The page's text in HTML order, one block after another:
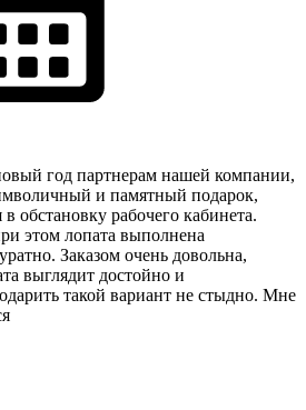
год партнерам нашей компании,
и памятный подарок,
обстановку рабочего кабинета.
этом лопата выполнена
Заказом очень довольна,
выглядит достойно и
такой вариант не стыдно. Мне